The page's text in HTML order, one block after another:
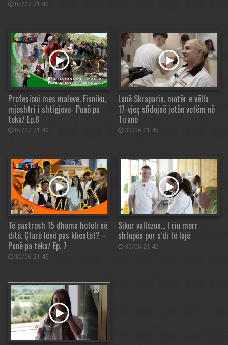
07/07 21:40
Profesioni mes maleve. Fisniku,
mjeshtri i shtigjeve- Punë pa
teka/ Ep.8
07/07 21:40
Lanë Skraparin, motër e vëlla
17-vjeç sfidojnë jetën vetëm në
Tiranë
30/06 21:45
Të pastrosh 15 dhoma hoteli në
ditë. Çfarë lënë pas klientët? –
Punë pa teka/ Ep. 7
30/06 21:45
Sikur vallëzon… I riu merr
shtupën por s’di të lajë
30/06 21:45